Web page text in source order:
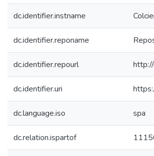
dc.identifier.instname
dc.identifier.reponame
dc.identifier.repourl
dc.identifier.uri
dc.language.iso spa
dc.relation.ispartof